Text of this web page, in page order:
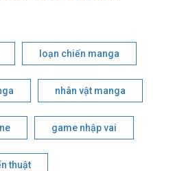
loạn chiến manga
nhân vật manga
game nhập vai
thuật